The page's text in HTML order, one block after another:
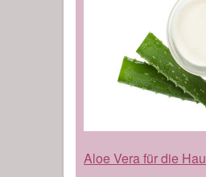
Aloe Vera für die